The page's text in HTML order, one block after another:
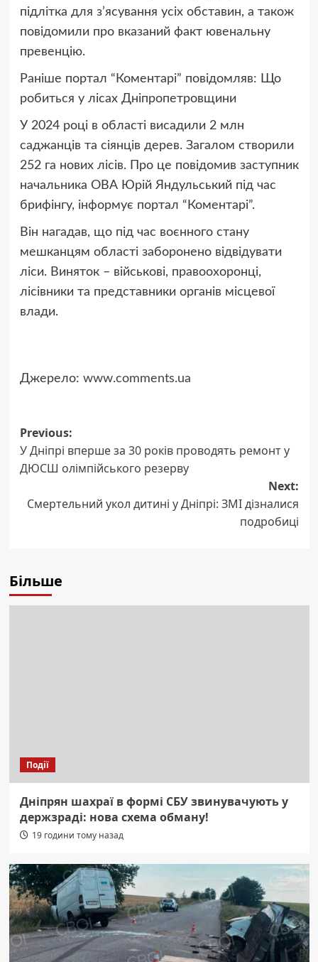
підлітка для з’ясування усіх обставин, а також
повідомили про вказаний факт ювенальну
превенцію.
Раніше портал “Коментарі” повідомляв: Що
робиться у лісах Дніпропетровщини
У 2024 році в області висадили 2 млн
саджанців та сіянців дерев. Загалом створили
252 га нових лісів. Про це повідомив заступник
начальника ОВА Юрій Яндульський під час
брифінгу, інформує портал “Коментарі”.
Він нагадав, що під час воєнного стану
мешканцям області заборонено відвідувати
ліси. Виняток – військові, правоохоронці,
лісівники та представники органів місцевої
влади.
Джерело: www.comments.ua
Post
navigation
Previous:
У Дніпрі вперше за 30 років проводять ремонт у
ДЮСШ олімпійського резерву
Next:
Смертельний укол дитині у Дніпрі: ЗМІ дізналися
подробиці
Більше
Події
Дніпрян шахраї в формі СБУ звинувачують у
держзраді: нова схема обману!
19 години тому назад